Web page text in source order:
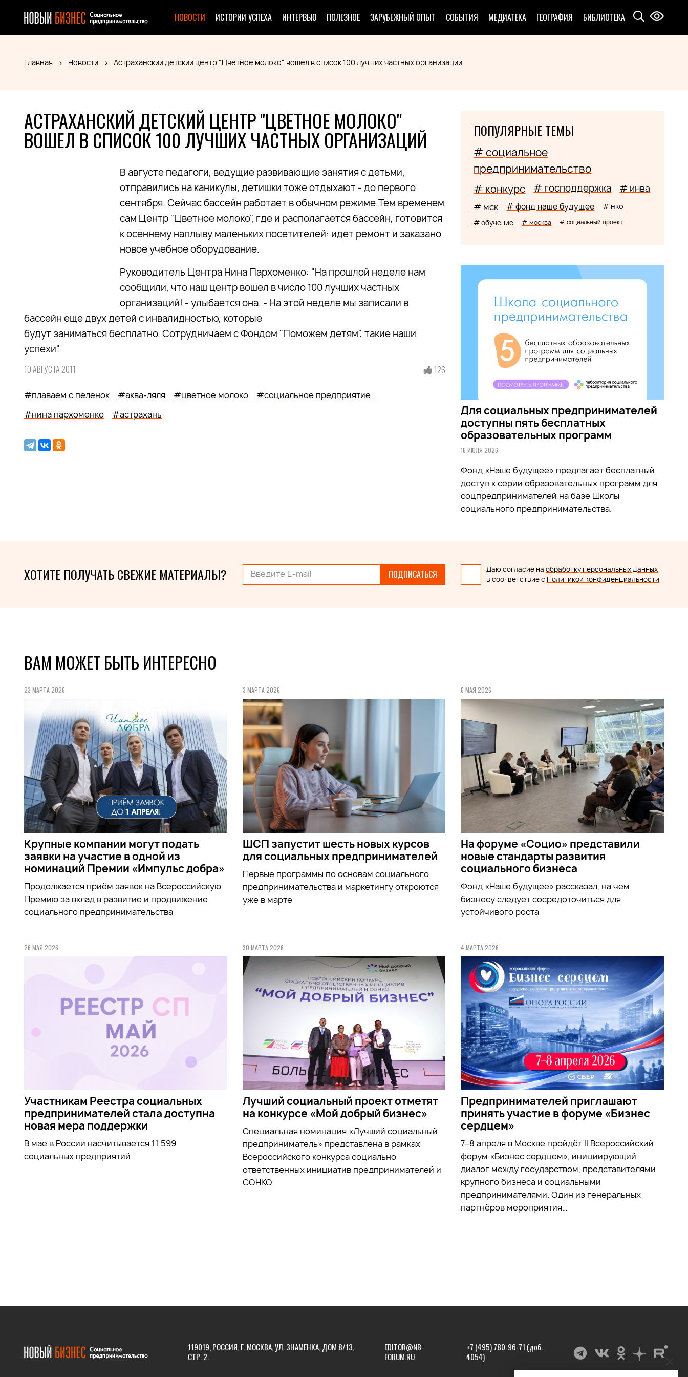
НОВОСТИ ИСТОРИИ УСПЕХА ИНТЕРВЬЮ ПОЛЕЗНОЕ ЗАРУБЕЖНЫЙ ОПЫТ СОБЫТИЯ МЕДИАТЕКА ГЕОГРАФИЯ БИБЛИОТЕКА
Главная Новости Астраханский детский центр "Цветное молоко" вошел в список 100 лучших частных организаций
АСТРАХАНСКИЙ ДЕТСКИЙ ЦЕНТР "ЦВЕТНОЕ МОЛОКО"
ВОШЕЛ В СПИСОК 100 ЛУЧШИХ ЧАСТНЫХ ОРГАНИЗАЦИЙ
В августе педагоги, ведущие развивающие занятия с детьми,
отправились на каникулы, детишки тоже отдыхают - до первого
сентября. Сейчас бассейн работает в обычном режиме.Тем временем
сам Центр "Цветное молоко", где и располагается бассейн, готовится
к осеннему наплыву маленьких посетителей: идет ремонт и заказано
новое учебное оборудование.
Руководитель Центра Нина Пархоменко: "На прошлой неделе нам
сообщили, что наш центр вошел в число 100 лучших частных
организаций! - улыбается она. - На этой неделе мы записали в
бассейн еще двух детей с инвалидностью, которые
будут заниматься бесплатно. Сотрудничаем с Фондом "Поможем детям", такие наши
успехи".
10 АВГУСТА 2011 126
#плаваем с пеленок #аква-ляля #цветное молоко
#социальное предприятие
#нина пархоменко
#астрахань
ПОПУЛЯРНЫЕ ТЕМЫ
# социальное
предпринимательство
# конкурс # господдержка # инва
# мск # фонд наше будущее # нко
# обучение # москва # социальный проект
Для социальных предпринимателей
доступны пять бесплатных
образовательных программ
16 ИЮЛЯ 2026
Фонд «Наше будущее» предлагает бесплатный
доступ к серии образовательных программ для
соцпредпринимателей на базе Школы
социального предпринимательства.
ХОТИТЕ ПОЛУЧАТЬ СВЕЖИЕ МАТЕРИАЛЫ? ПОДПИСАТЬСЯ Даю согласие наобработку персональных данных
в соответствие с Политикой конфиденциальности
ВАМ МОЖЕТ БЫТЬ ИНТЕРЕСНО
23 МАРТА 2026
Крупные компании могут подать
заявки на участие в одной из
номинаций Премии «Импульс добра»
Продолжается приём заявок на Всероссийскую
Премию за вклад в развитие и продвижение
социального предпринимательства
3 МАРТА 2026
ШСП запустит шесть новых курсов
для социальных предпринимателей
Первые программы по основам социального
предпринимательства и маркетингу откроются
уже в марте
6 МАЯ 2026
На форуме «Социо» представили
новые стандарты развития
социального бизнеса
Фонд «Наше будущее» рассказал, на чем
бизнесу следует сосредоточиться для
устойчивого роста
26 МАЯ 2026
Участникам Реестра социальных
предпринимателей стала доступна
новая мера поддержки
В мае в России насчитывается 11 599
социальных предприятий
30 МАРТА 2026
Лучший социальный проект отметят
на конкурсе «Мой добрый бизнес»
Специальная номинация «Лучший социальный
предприниматель» представлена в рамках
Всероссийского конкурса социально
ответственных инициатив предпринимателей и
СОНКО
4 МАРТА 2026
Предпринимателей приглашают
принять участие в форуме «Бизнес
сердцем»
7–8 апреля в Москве пройдёт II Всероссийский
форум «Бизнес сердцем», инициирующий
диалог между государством, представителями
крупного бизнеса и социальными
предпринимателями. Один из генеральных
партнёров мероприятия…
119019, РОССИЯ, Г. МОСКВА, УЛ. ЗНАМЕНКА, ДОМ 8/13,
СТР. 2.
EDITOR@NB-
FORUM.RU
+7 (495) 780-96-71 (доб.
4054)